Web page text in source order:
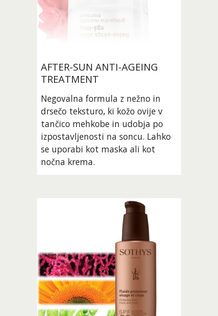
AFTER-SUN ANTI-AGEING
TREATMENT
Negovalna formula z nežno in
drsečo teksturo, ki kožo ovije v
tančico mehkobe in udobja po
izpostavljenosti na soncu. Lahko
se uporabi kot maska ali kot
nočna krema.